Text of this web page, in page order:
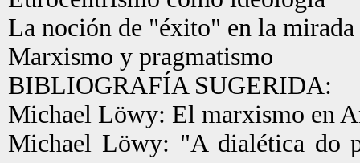
La noción de "éxito" en la
Marxismo y pragmatismo
BIBLIOGRAFÍA SUGERIDA:
Michael Löwy: El marxismo en
Michael Löwy: "A dialética do